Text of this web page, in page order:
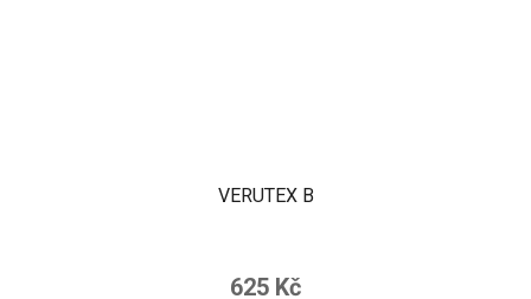
VERUTEX B
625 Kč